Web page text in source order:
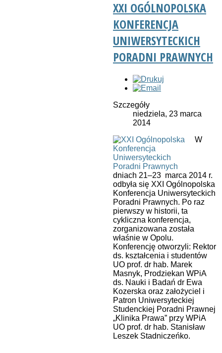
XXI OGÓLNOPOLSKA
KONFERENCJA
UNIWERSYTECKICH
PORADNI PRAWNYCH
Szczegóły
niedziela, 23 marca
2014
W
dniach 21–23 marca 2014 r.
odbyła się XXI Ogólnopolska
Konferencja Uniwersyteckich
Poradni Prawnych. Po raz
pierwszy w historii, ta
cykliczna konferencja,
zorganizowana została
właśnie w Opolu.
Konferencję otworzyli: Rektor
ds. kształcenia i studentów
UO prof. dr hab. Marek
Masnyk, Prodziekan WPiA
ds. Nauki i Badań dr Ewa
Kozerska oraz założyciel i
Patron Uniwersyteckiej
Studenckiej Poradni Prawnej
„Klinika Prawa” przy WPiA
UO prof. dr hab. Stanisław
Leszek Stadniczeńko.